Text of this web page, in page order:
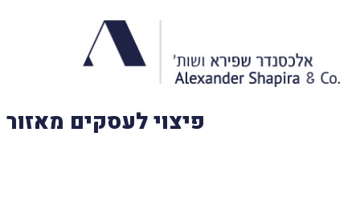
פיצוי לעסקים